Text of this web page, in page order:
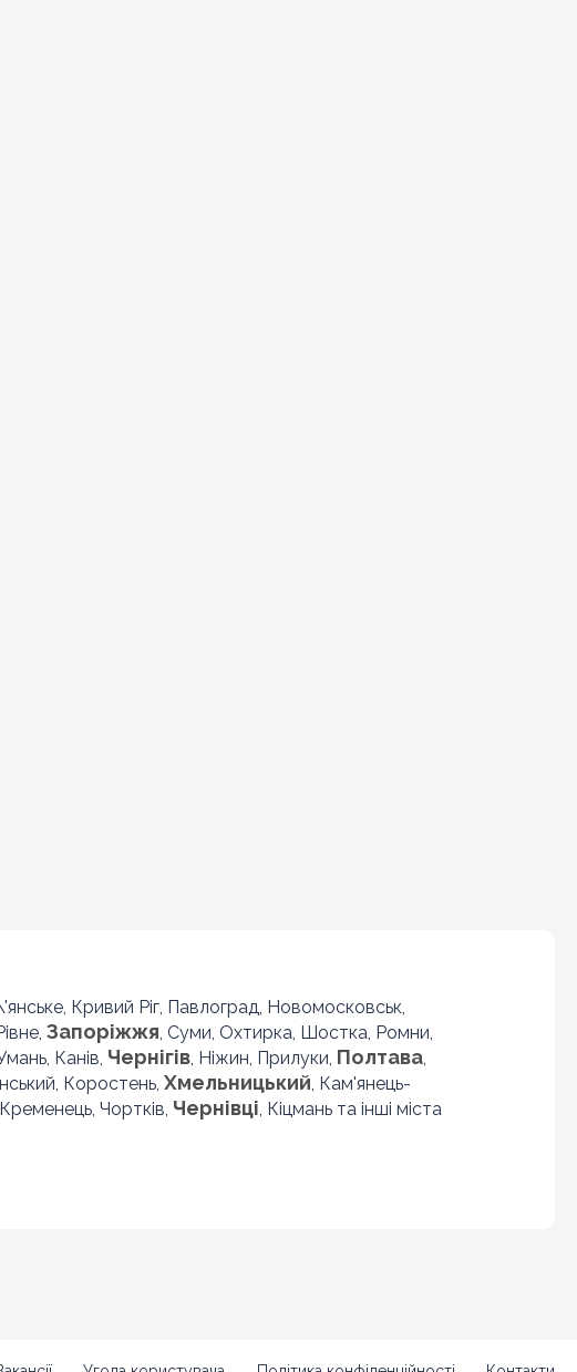
Кривий Ріг, Павлоград, Новомосковськ,
Запоріжжя, Суми, Охтирка, Шостка, Ромни,
Канів, Чернігів, Ніжин, Прилуки, Полтава,
Коростень, Хмельницький, Кам'янець-
Чортків, Чернівці, Кіцмань та інші міста